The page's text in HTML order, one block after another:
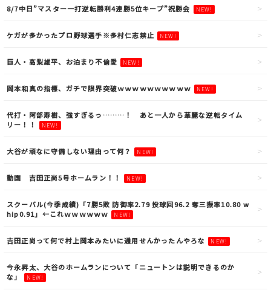
8/7中日”マスター一打逆転勝利4連勝5位キープ”祝勝会 NEW!
ケガが多かったプロ野球選手※多村仁志禁止 NEW!
巨人・高梨雄平、お泊まり不倫愛 NEW!
岡本和真の指標、ガチで限界突破ｗｗｗｗｗｗｗｗｗｗ NEW!
代打・阿部寿樹、強すぎるっ………！ あと一人から華麗な逆転タイム
リー！！
NEW!
大谷が頑なに守備しない理由って何？ NEW!
動画 吉田正尚5号ホームラン！！ NEW!
スクーバル(今季成績)「7勝5敗 防御率2.79 投球回96.2 奪三振率10.80 w
hip0.91」←これｗｗｗｗｗｗ
NEW!
吉田正尚って何で村上岡本みたいに通用せんかったんやろな NEW!
今永昇太、大谷のホームランについて「ニュートンは説明できるのか
な」
NEW!